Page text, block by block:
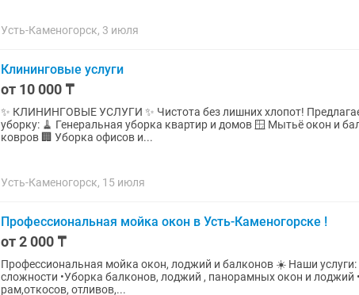
Усть-Каменогорск, 3 июля
Клининговые услуги
от 10 000 ₸
✨ КЛИНИНГОВЫЕ УСЛУГИ ✨ Чистота без лишних хлопот! Предлагаем профессиональную
уборку: 🧹 Генеральная уборка квартир и домов 🪟 Мытьё окон и
ковров 🏢 Уборка офисов и...
Усть-Каменогорск, 15 июля
Профессиональная мойка окон в Усть-Каменогорске !
от 2 000 ₸
Профессиональная мойка окон, лоджий и балконов ☀️ Наши услуги: •Мойка окон любой
сложности •Уборка балконов, лоджий , панорамных окон и лоджий •Обработка и очищение
рам,откосов, отливов,...